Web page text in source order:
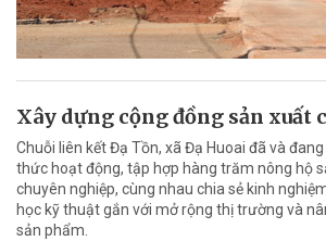
Xây dựng cộng đồng sản xuất
Chuỗi liên kết Đạ Tồn, xã Đạ Huoai đã và
thức hoạt động, tập hợp hàng trăm nông hộ
chuyên nghiệp, cùng nhau chia sẻ kinh
học kỹ thuật gắn với mở rộng thị trường và
sản phẩm.